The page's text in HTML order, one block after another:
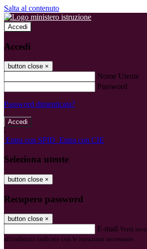
Salta al contenuto
Accedi
Accedi
button close ×
Nome Utente
Password
Password dimenticata?
-
Entra con SPID Entra con CIE
Seleziona utente
button close ×
Recupero password
button close ×
E-mail Verrà
all'indirizzo indicato con le istruzioni necessarie.